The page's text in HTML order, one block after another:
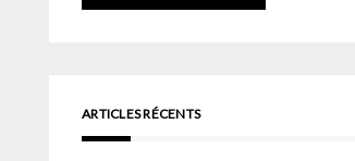
ARTICLES RÉCENTS